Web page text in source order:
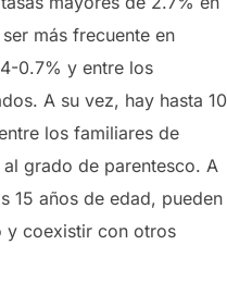
más frecuente en
0.7% y entre los
A su vez, hay hasta 10
los familiares de
grado de parentesco. A
15 años de edad, pueden
y coexistir con otros